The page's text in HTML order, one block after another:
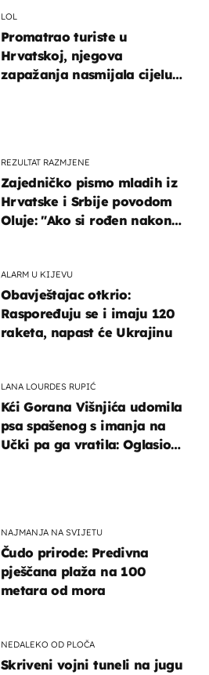
REZULTAT RAZMJENE
Zajedničko pismo mladih iz
Hrvatske i Srbije povodom
Oluje: "Ako si rođen nakon
ALARM U KIJEVU
Obavještajac otkrio:
Raspoređuju se i imaju 120
raketa, napast će Ukrajinu
LANA LOURDES RUPIĆ
Kći Gorana Višnjića udomila
psa spašenog s imanja na
Učki pa ga vratila: Oglasio
LOL
Promatrao turiste u
Hrvatskoj, njegova
zapažanja nasmijala cijelu
NAJMANJA NA SVIJETU
Čudo prirode: Predivna
pješčana plaža na 100
metara od mora
NEDALEKO OD PLOČA
Skriveni vojni tuneli na jugu